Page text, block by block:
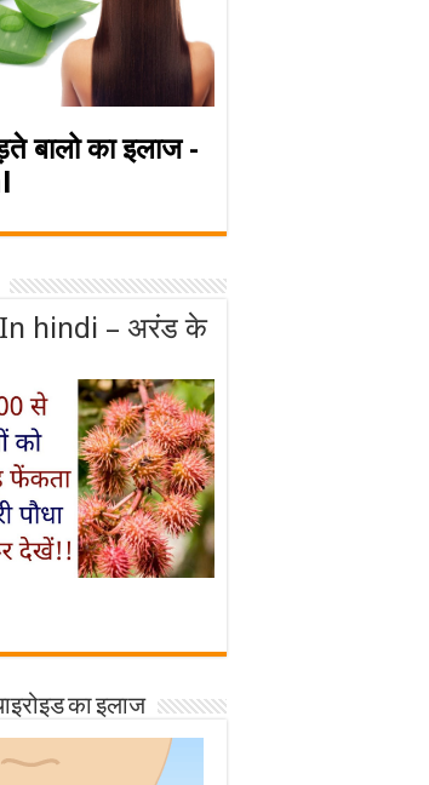
बालो का इलाज -
hindi – अरंड के
का इलाज